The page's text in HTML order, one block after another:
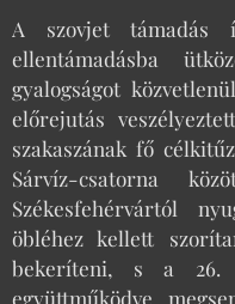
A szovjet
ellentámadásba
gyalogságot
előrejutás
szakaszának fő
Sárvíz-csatorna
Székesfehérvártól
öbléhez kellett
bekeríteni, s a 26.
együttműködve